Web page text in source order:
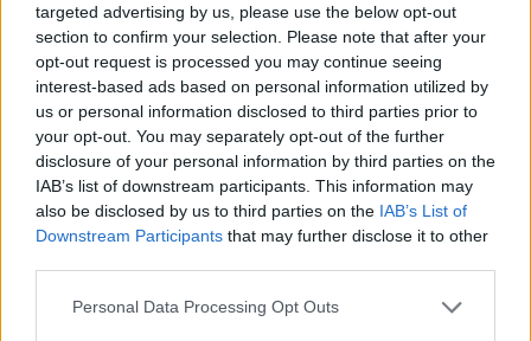
targeted advertising by us, please use the below opt-out
section to confirm your selection. Please note that after your
opt-out request is processed you may continue seeing
interest-based ads based on personal information utilized by
us or personal information disclosed to third parties prior to
your opt-out. You may separately opt-out of the further
disclosure of your personal information by third parties on the
IAB’s list of downstream participants. This information may
also be disclosed by us to third parties on the IAB’s List of
Downstream Participants that may further disclose it to other
Personal Data Processing Opt Outs